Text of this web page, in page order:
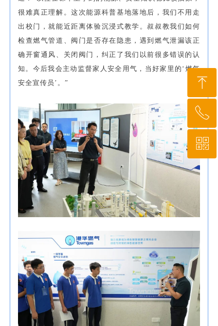
很难真正理解。这次能源科普基地落地后，我们不用走
出校门，就能近距离体验沉浸式教学。叔叔教我们如何
检查燃气管道、阀门是否存在隐患，遇到燃气泄漏该正
确开窗通风、关闭阀门，纠正了我们以前很多错误的认
知。今后我会主动监督家人安全用气，当好家里的‘燃气
安全宣传员’。”
ꁸ
回到顶部
ꂅ
010-64919527
ꀥ
微信二维码